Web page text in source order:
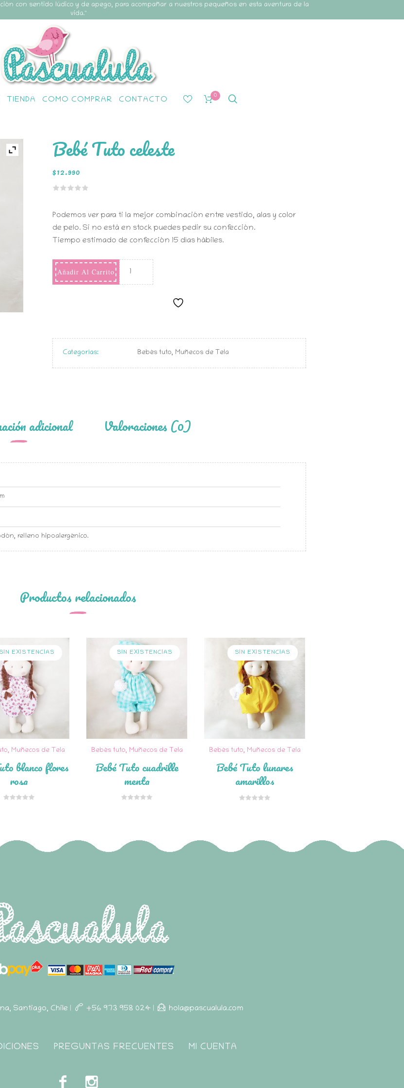
con sentido lúdico y de apego, para acompañar a nuestros pequeños en esta aventura de la
vida."
0
TIENDA COMO COMPRAR CONTACTO
Bebé Tuto celeste
$12.990
Podemos ver para ti la mejor combinación entre vestido, alas y color
de pelo. Si no está en stock puedes pedir su confección.
Tiempo estimado de confección 15 días hábiles.
Añadir Al Carrito
Categorías: Bebés tuto, Muñecos de Tela
adicional Valoraciones (0)
relleno hipoalergénico.
Productos relacionados
SIN EXISTENCIAS
, Muñecos de Tela
blanco flores
rosa
SIN EXISTENCIAS
Bebés tuto, Muñecos de Tela
Bebé Tuto cuadrille
menta
SIN EXISTENCIAS
Bebés tuto, Muñecos de Tela
Bebé Tuto lunares
amarillos
Santiago, Chile | +56 973 958 024 | hola@pascualula.com
PREGUNTAS FRECUENTES MI CUENTA